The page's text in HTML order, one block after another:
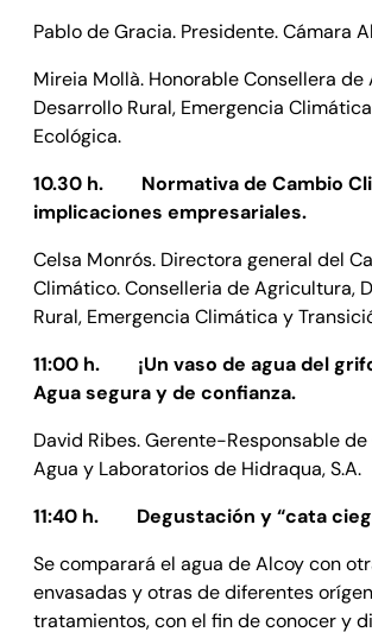
Pablo de Gracia. Presidente. Cámara
Mireia Mollà. Honorable Consellera de
Desarrollo Rural, Emergencia
Ecológica.
10.30 h. Normativa de Cambio
implicaciones empresariales.
Celsa Monrós. Directora general del
Climático. Conselleria de Agricultura,
Rural, Emergencia Climática y
11:00 h. ¡Un vaso de agua del
Agua segura y de confianza.
David Ribes. Gerente-Responsable
Agua y Laboratorios de Hidraqua, S.A.
11:40 h.
Degustación y “cata
Se comparará el agua de Alcoy con
envasadas y otras de diferentes
tratamientos, con el fin de conocer y